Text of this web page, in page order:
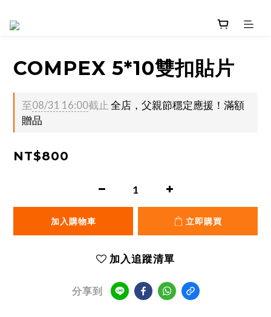
COMPEX 5*10雙扣貼片
至08/31 16:00截止 全店，父親節穩定應援！滿額
贈品
NT$800
加入購物車 立即購買
加入追蹤清單
分享到